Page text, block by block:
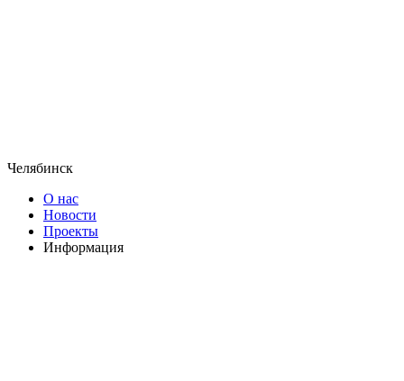
Челябинск
О нас
Новости
Проекты
Информация